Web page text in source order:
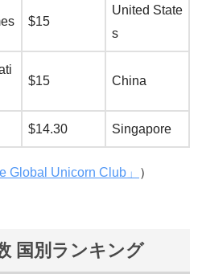
$15
United State
s
$15 China
$14.30 Singapore
Global Unicorn Club」 ）
国別ランキング